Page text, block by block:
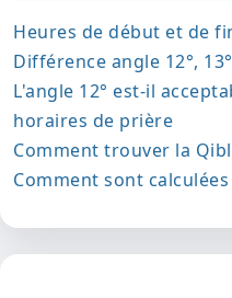
Heures de début et de
Différence angle 12°,
L'angle 12° est-il
horaires de prière
Comment trouver la
Comment sont